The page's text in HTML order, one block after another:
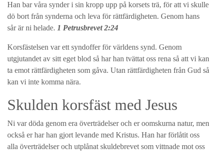
Han bar våra synder i sin kropp upp på korsets trä, för att vi skulle
dö bort från synderna och leva för rättfärdigheten. Genom hans
sår är ni helade. 1 Petrusbrevet 2:24
Korsfästelsen var ett syndoffer för världens synd. Genom
utgjutandet av sitt eget blod så har han tvättat oss rena så att vi kan
ta emot rättfärdigheten som gåva. Utan rättfärdigheten från Gud så
kan vi inte komma nära.
Skulden korsfäst med Jesus
Ni var döda genom era överträdelser och er oomskurna natur, men
också er har han gjort levande med Kristus. Han har förlåtit oss
alla överträdelser och utplånat skuldebrevet som vittnade mot oss